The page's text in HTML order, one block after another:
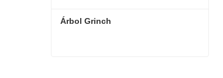
Árbol Grinch